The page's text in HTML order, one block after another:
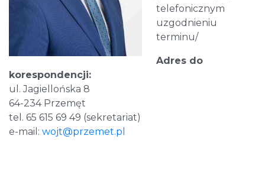
telefonicznym
uzgodnieniu
terminu/
Adres do
korespondencji:
ul. Jagiellońska 8
64-234 Przemęt
tel. 65 615 69 49 (sekretariat)
e-mail: wojt@przemet.pl